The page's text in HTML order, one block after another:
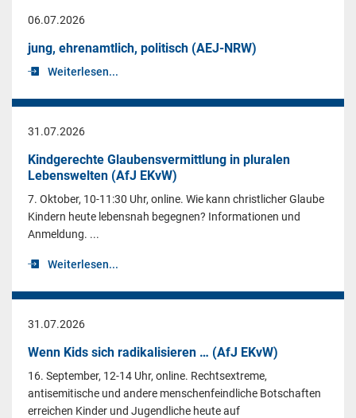
06.07.2026
jung, ehrenamtlich, politisch (AEJ-NRW)
Weiterlesen...
31.07.2026
Kindgerechte Glaubensvermittlung in pluralen
Lebenswelten (AfJ EKvW)
7. Oktober, 10-11:30 Uhr, online. Wie kann christlicher Glaube
Kindern heute lebensnah begegnen? Informationen und
Anmeldung. ...
Weiterlesen...
31.07.2026
Wenn Kids sich radikalisieren … (AfJ EKvW)
16. September, 12-14 Uhr, online. Rechtsextreme,
antisemitische und andere menschenfeindliche Botschaften
erreichen Kinder und Jugendliche heute auf